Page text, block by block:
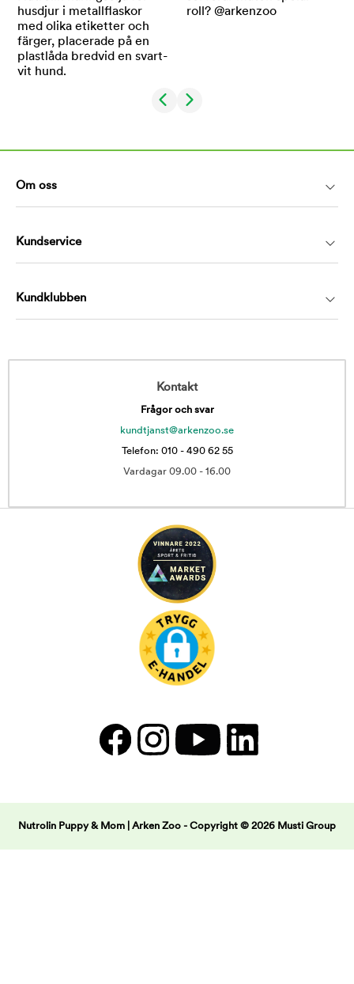
Om oss
Kundservice
Kundklubben
Kontakt
Frågor och svar
kundtjanst@arkenzoo.se
Telefon: 010 - 490 62 55
Vardagar 09.00 - 16.00
Nutrolin Puppy & Mom | Arken Zoo - Copyright © 2026 Musti Group